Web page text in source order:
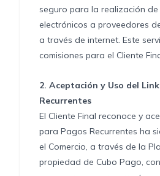
seguro para la realización
electrónicos a proveedores
a través de internet. Este
comisiones para el Cliente
2. Aceptación y Uso del
Recurrentes
El Cliente Final reconoce y
para Pagos Recurrentes ha
el Comercio, a través de la
propiedad de Cubo Pago,